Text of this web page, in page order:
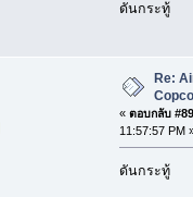
ดันกระทู้
Re:
Copco
« ตอบกลับ
11:57:57 PM
ดันกระทู้